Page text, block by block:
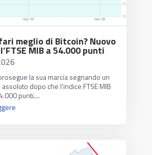
meglio di Bitcoin? Nuovo
MIB a 54.000 punti
la sua marcia segnando un
dopo che l'indice FTSE MIB
punti....